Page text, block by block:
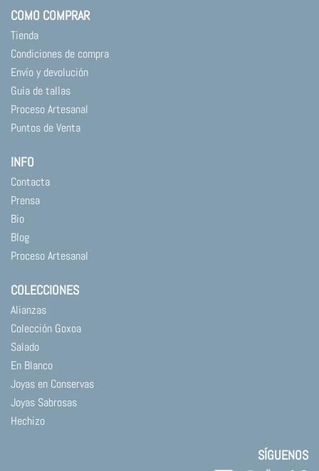
COMO COMPRAR
Tienda
Condiciones de compra
Envío y devolución
Guía de tallas
Proceso Artesanal
Puntos de Venta
INFO
Contacta
Prensa
Bio
Blog
Proceso Artesanal
COLECCIONES
Alianzas
Colección Goxoa
Salado
En Blanco
Joyas en Conservas
Joyas Sabrosas
Hechizo
SÍGUENOS